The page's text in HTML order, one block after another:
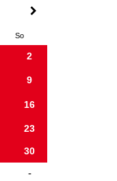
So
2
9
16
23
30
-